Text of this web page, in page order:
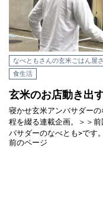
なべともさんの玄米ごはん屋
食生活
玄米のお店動き出
寝かせ玄米アンバサダー
程を綴る連載企画。＞＞
バサダーのなべとも>です
前のページ